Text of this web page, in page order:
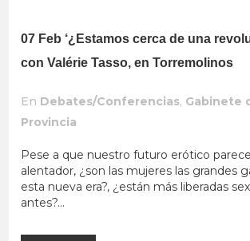
07 Feb ‘¿Estamos cerca de una
con Valérie Tasso, en Torremolinos
En Debates/Conferencias, Gabinete
Provincia
Pese a que nuestro futuro erótico
alentador, ¿son las mujeres las grandes
esta nueva era?, ¿están más liberadas
antes?...